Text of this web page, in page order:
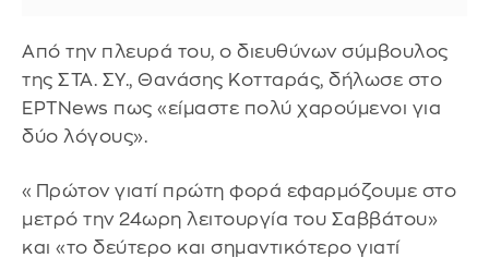
Από την πλευρά του, ο διευθύνων σύμβουλος
της ΣΤΑ. ΣΥ., Θανάσης Κοτταράς, δήλωσε στο
ΕΡΤΝews πως «είμαστε πολύ χαρούμενοι για
δύο λόγους».
«Πρώτον γιατί πρώτη φορά εφαρμόζουμε στο
μετρό την 24ωρη λειτουργία του Σαββάτου»
και «το δεύτερο και σημαντικότερο γιατί